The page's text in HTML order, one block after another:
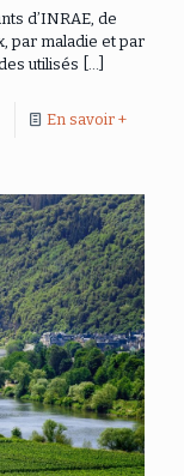
d’INRAE, de
par maladie et par
utilisés
En savoir +